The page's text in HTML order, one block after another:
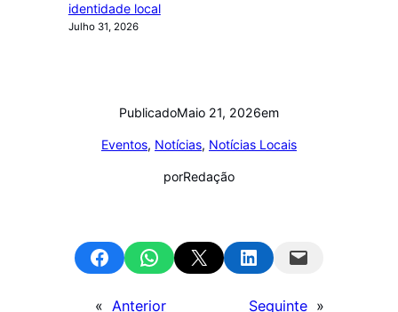
identidade local
Julho 31, 2026
PublicadoMaio 21, 2026em
Eventos, Notícias, Notícias Locais
porRedação
Share on FacebookShare on WhatsApp
Email this Page Share on LinkedInEmail this Page
« Anterior Seguinte »